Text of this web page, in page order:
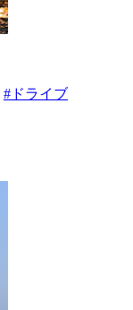
#ドライブ